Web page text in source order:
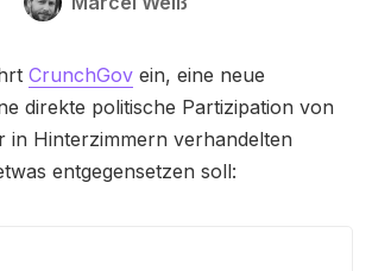
CrunchGov ein, eine neue
direkte politische Partizipation von
in Hinterzimmern verhandelten
entgegensetzen soll: